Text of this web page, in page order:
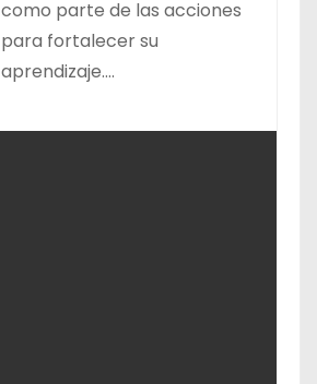
como parte de las acciones
para fortalecer su
aprendizaje.…